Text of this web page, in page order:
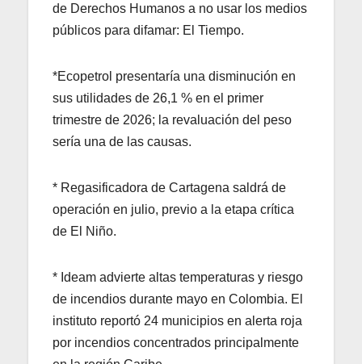
de Derechos Humanos a no usar los medios
públicos para difamar: El Tiempo.
*Ecopetrol presentaría una disminución en
sus utilidades de 26,1 % en el primer
trimestre de 2026; la revaluación del peso
sería una de las causas.
* Regasificadora de Cartagena saldrá de
operación en julio, previo a la etapa crítica
de El Niño.
* Ideam advierte altas temperaturas y riesgo
de incendios durante mayo en Colombia. El
instituto reportó 24 municipios en alerta roja
por incendios concentrados principalmente